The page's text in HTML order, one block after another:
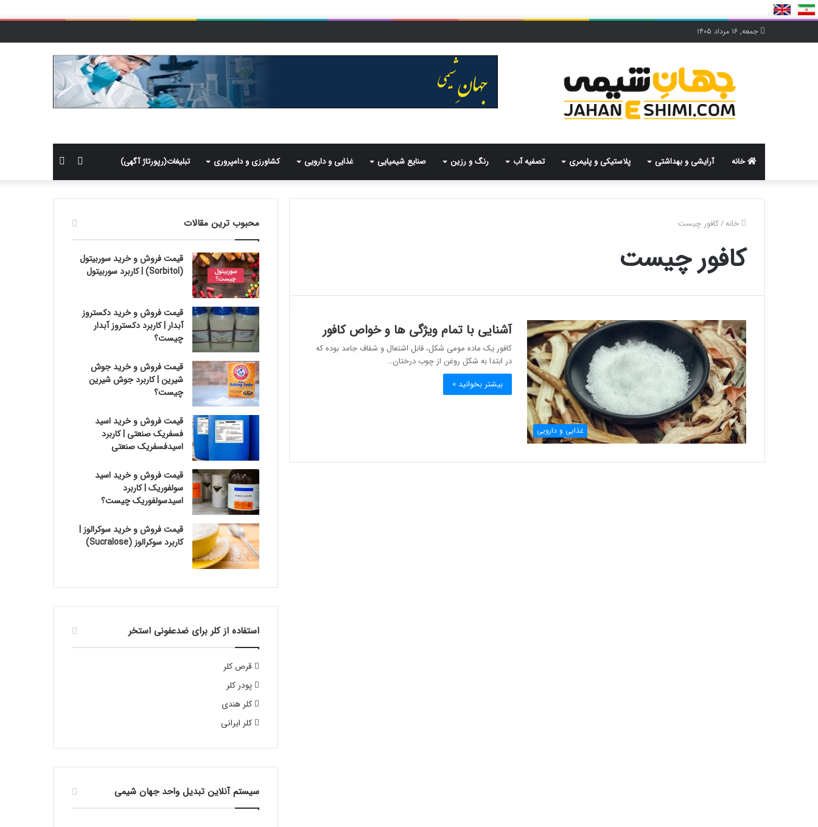
جمعه, ۱۶ مرداد ۱۴۰۵
خانه آرایشی و بهداشتی پلاستیکی و پلیمری تصفیه آب رنگ و رزین صنایع شیمیایی غذایی و دارویی کشاورزی و دامپروری تبلیغات(رپورتاژ آگهی)
برای
سایدبار
خانه/کافور چیست
کافور چیست
غذایی و دارویی
آشنایی با تمام ویژگی ها و خواص کافور
کافور یک ماده مومی شکل، قابل اشتعال و شفاف جامد بوده که
در ابتدا به شکل روغن از چوب درختان…
بیشتر بخوانید »
محبوب ترین مقالات
قیمت فروش و خرید سوربیتول
(Sorbitol) | کاربرد سوربیتول
قیمت فروش و خرید دکستروز
آبدار | کاربرد دکستروز آبدار
چیست؟
قیمت فروش و خرید جوش
شیرین | کاربرد جوش شیرین
چیست؟
قیمت فروش و خرید اسید
فسفریک صنعتی | کاربرد
اسیدفسفریک صنعتی
قیمت فروش و خرید اسید
سولفوریک | کاربرد
اسیدسولفوریک چیست؟
قیمت فروش و خرید سوکرالوز |
کاربرد سوکرالوز (Sucralose)
استفاده از کلر برای ضدعفونی استخر
قرص کلر
پودر کلر
کلر هندی
کلر ایرانی
سیستم آنلاین تبدیل واحد جهان شیمی